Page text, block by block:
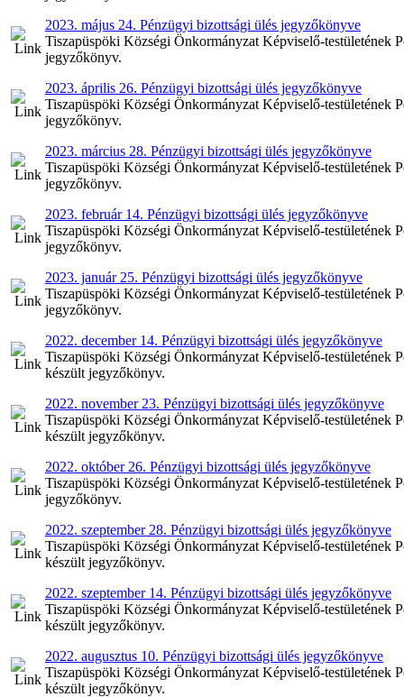
2023. május 24. Pénzügyi bizottsági ülés jegyzőkönyve
Tiszapüspöki Községi Önkormányzat Képviselő-testületének
jegyzőkönyv.
2023. április 26. Pénzügyi bizottsági ülés jegyzőkönyve
Tiszapüspöki Községi Önkormányzat Képviselő-testületének
jegyzőkönyv.
2023. március 28. Pénzügyi bizottsági ülés jegyzőkönyve
Tiszapüspöki Községi Önkormányzat Képviselő-testületének
jegyzőkönyv.
2023. február 14. Pénzügyi bizottsági ülés jegyzőkönyve
Tiszapüspöki Községi Önkormányzat Képviselő-testületének
jegyzőkönyv.
2023. január 25. Pénzügyi bizottsági ülés jegyzőkönyve
Tiszapüspöki Községi Önkormányzat Képviselő-testületének
jegyzőkönyv.
2022. december 14. Pénzügyi bizottsági ülés jegyzőkönyve
Tiszapüspöki Községi Önkormányzat Képviselő-testületének
készült jegyzőkönyv.
2022. november 23. Pénzügyi bizottsági ülés jegyzőkönyve
Tiszapüspöki Községi Önkormányzat Képviselő-testületének
készült jegyzőkönyv.
2022. október 26. Pénzügyi bizottsági ülés jegyzőkönyve
Tiszapüspöki Községi Önkormányzat Képviselő-testületének
jegyzőkönyv.
2022. szeptember 28. Pénzügyi bizottsági ülés jegyzőkönyve
Tiszapüspöki Községi Önkormányzat Képviselő-testületének
készült jegyzőkönyv.
2022. szeptember 14. Pénzügyi bizottsági ülés jegyzőkönyve
Tiszapüspöki Községi Önkormányzat Képviselő-testületének
készült jegyzőkönyv.
2022. augusztus 10. Pénzügyi bizottsági ülés jegyzőkönyve
Tiszapüspöki Községi Önkormányzat Képviselő-testületének
készült jegyzőkönyv.